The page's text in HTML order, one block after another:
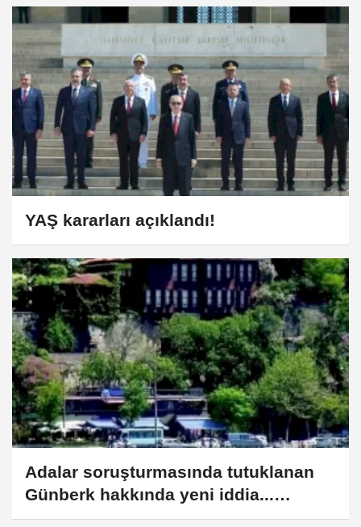
YAŞ kararları açıklandı!
Adalar soruşturmasında tutuklanan
Günberk hakkında yeni iddia...
Çürüksulu Yalısı Projesi gündemde